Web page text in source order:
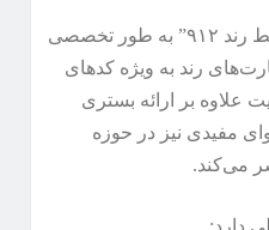
وبسایت rond912.ir با عنوان “خط رند ۹۱۲” به طور تخصصی
رند به ویژه کدهای
علاوه بر ارائه بستری
مفیدی نیز در حوزه
می‌کند.